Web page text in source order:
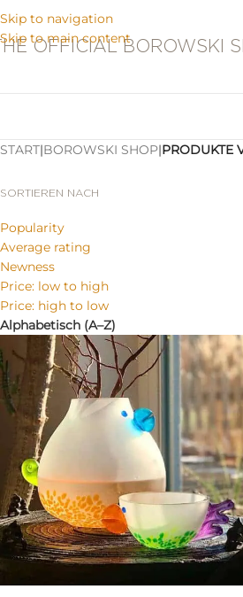
Skip to navigation
Skip to main content
OFFICIAL BOROWSKI
START|BOROWSKI SHOP|PRODUKTE
SORTIEREN NACH
Popularity
Average rating
Newness
Price: low to high
Price: high to low
Alphabetisch (A–Z)